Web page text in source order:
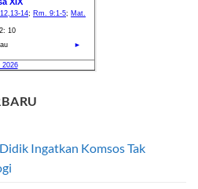
Ingatkan Komsos Tak